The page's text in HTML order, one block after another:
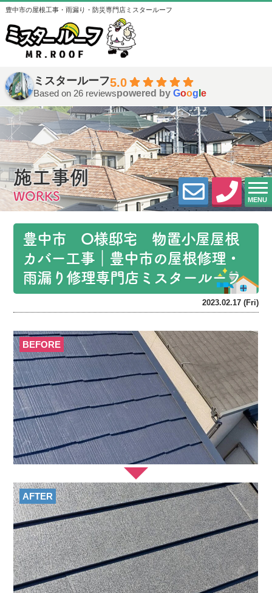
豊中市の屋根工事・雨漏り・防災専門店ミスタールーフ
MENU
ミスタールーフ5.0
Based on 26 reviewspowered by Goog e
施工事例
WORKS
豊中市 O様邸宅 物置小屋屋根
カバー工事｜豊中市の屋根修理・
雨漏り修理専門店ミスタールーフ
2023.02.17 (Fri)
BEFORE
AFTER